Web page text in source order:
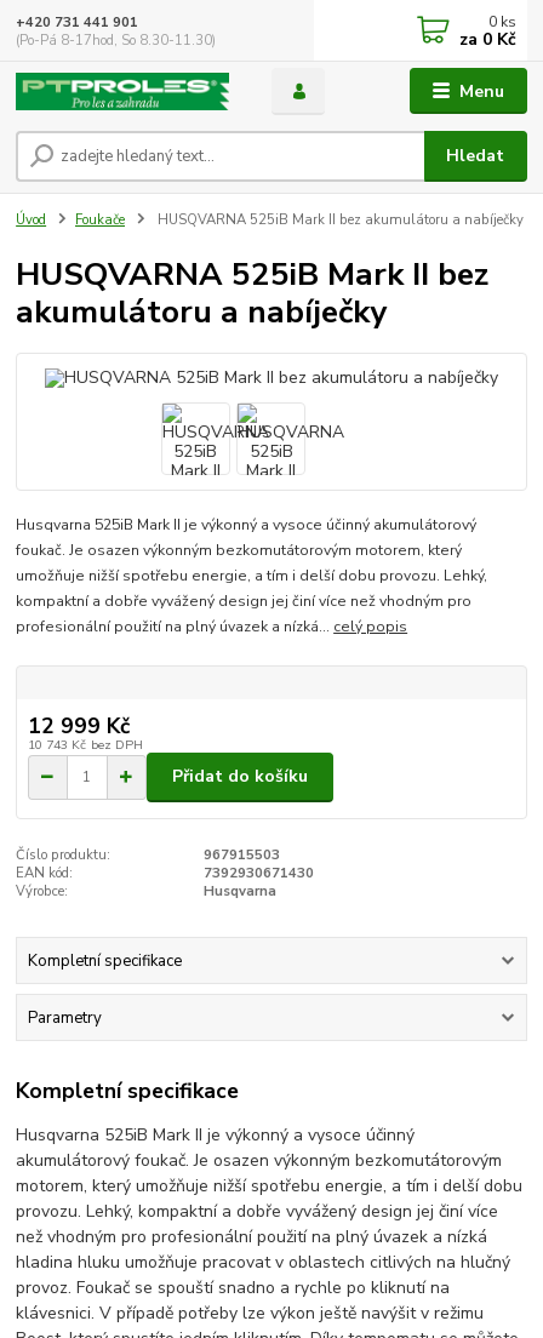
Menu
Hledat
+420 731 441 901
(Po-Pá 8-17hod, So 8.30-11.30)
0 ks
za 0 Kč
Úvod Foukače HUSQVARNA 525iB Mark II bez akumulátoru a nabíječky
HUSQVARNA 525iB Mark II bez
akumulátoru a nabíječky
Husqvarna 525iB Mark II je výkonný a vysoce účinný akumulátorový
foukač. Je osazen výkonným bezkomutátorovým motorem, který
umožňuje nižší spotřebu energie, a tím i delší dobu provozu. Lehký,
kompaktní a dobře vyvážený design jej činí více než vhodným pro
profesionální použití na plný úvazek a nízká... celý popis
12 999 Kč
10 743 Kč bez DPH
Přidat do košíku
Číslo produktu:
967915503
EAN kód:
7392930671430
Výrobce:
Husqvarna
Kompletní specifikace
Parametry
Kompletní specifikace
Husqvarna 525iB Mark II je výkonný a vysoce účinný
akumulátorový foukač. Je osazen výkonným bezkomutátorovým
motorem, který umožňuje nižší spotřebu energie, a tím i delší dobu
provozu. Lehký, kompaktní a dobře vyvážený design jej činí více
než vhodným pro profesionální použití na plný úvazek a nízká
hladina hluku umožňuje pracovat v oblastech citlivých na hlučný
provoz. Foukač se spouští snadno a rychle po kliknutí na
klávesnici. V případě potřeby lze výkon ještě navýšit v režimu